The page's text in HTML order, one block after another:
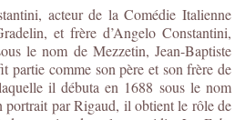
acteur de la Comédie Italienne
et frère d’Angelo Constantini,
le nom de Mezzetin, Jean-Baptiste
partie comme son père et son frère de
il débuta en 1688 sous le nom
portrait par Rigaud, il obtient le rôle de